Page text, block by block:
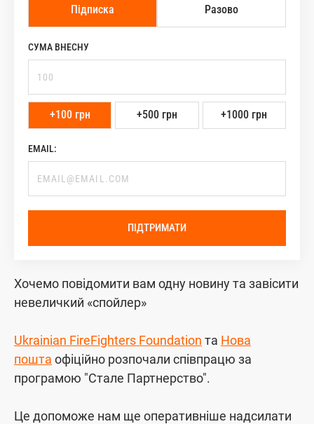
Підписка Разово
СУМА ВНЕСНУ
+100 грн +500 грн +1000 грн
EMAIL:
ПІДТРИМАТИ
Хочемо повідомити вам одну новину та завісити
невеличкий «спойлер»
Ukrainian FireFighters Foundation та Нова
пошта офіційно розпочали співпрацю за
програмою "Стале Партнерство".
Це допоможе нам ще оперативніше надсилати